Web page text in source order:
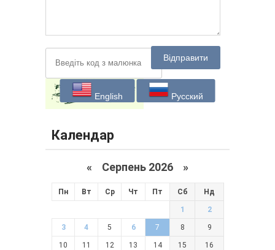
Відправити
English Русский
Календар
« Серпень 2026 »
Пн Вт Ср Чт Пт Сб Нд
1 2
3 4 5 6 7 8 9
10 11 12 13 14 15 16